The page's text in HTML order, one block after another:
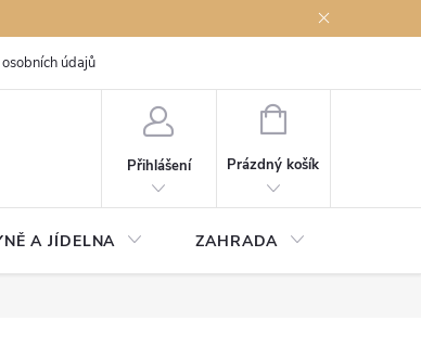
údajů
Přihlášení
NÁKUPNÍ
Prázdný košík
A JÍDELNA ZAHRADA